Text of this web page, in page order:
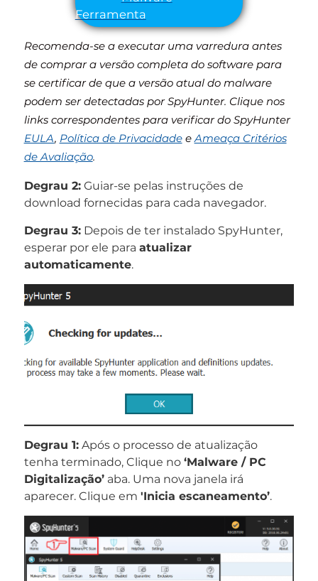
Recomenda-se a executar uma varredura antes
de comprar a versão completa do software para
se certificar de que a versão atual do malware
podem ser detectadas por SpyHunter. Clique nos
links correspondentes para verificar do SpyHunter
EULA, Política de Privacidadee Ameaça Critérios
de Avaliação.
Degrau 2:Guiar-se pelas instruções de
download fornecidas para cada navegador.
Degrau 3:Depois de ter instalado SpyHunter,
esperar por ele para atualizar
automaticamente.
Degrau 1:Após o processo de atualização
tenha terminado, Clique no ‘Malware / PC
Digitalização’aba. Uma nova janela irá
aparecer. Clique em 'Inicia escaneamento’.